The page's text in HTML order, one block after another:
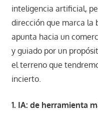
inteligencia artificial,
dirección que marca la
apunta hacia un
y guiado por un
el terreno que
incierto.
1. IA: de herramienta